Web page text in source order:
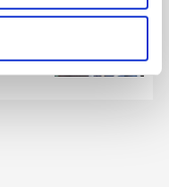
käsitellään ja miten
vain
miten käytät
”Nyt